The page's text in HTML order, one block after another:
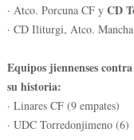
· Atco. Porcuna CF y CD
· CD Iliturgi, Atco.
Equipos jiennenses
su historia:
· Linares CF (9 empates)
· UDC Torredonjimeno (6)